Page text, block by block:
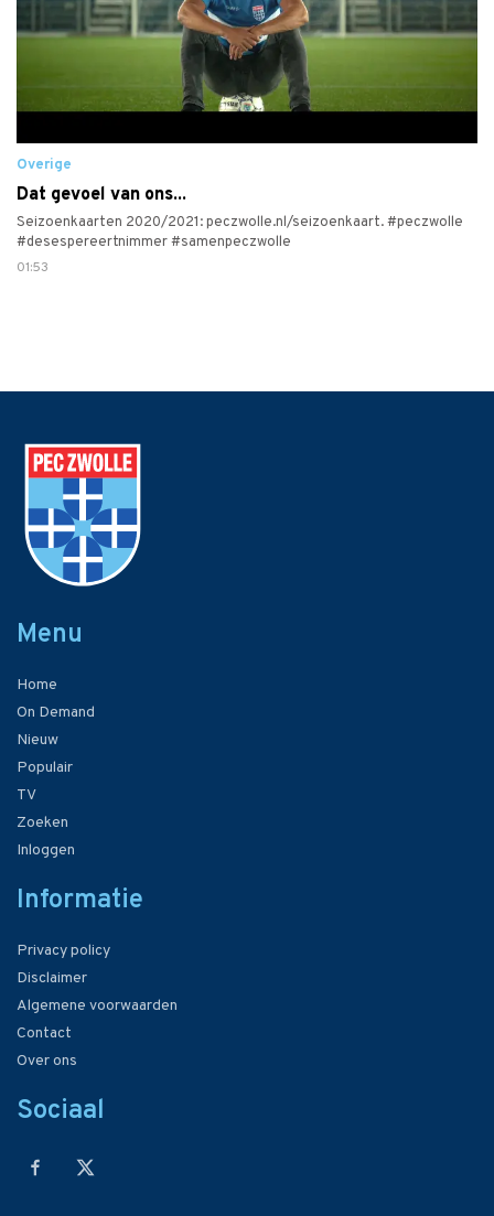
Overige
Dat gevoel van ons...
Seizoenkaarten 2020/2021: peczwolle.nl/seizoenkaart. #peczwolle
#desespereertnimmer #samenpeczwolle
01:53
Menu
Home
On Demand
Nieuw
Populair
TV
Zoeken
Inloggen
Informatie
Privacy policy
Disclaimer
Algemene voorwaarden
Contact
Over ons
Sociaal